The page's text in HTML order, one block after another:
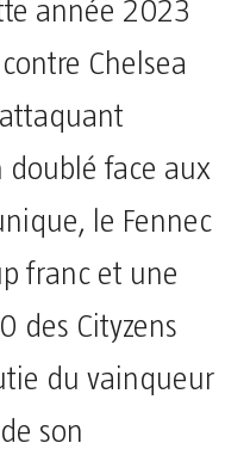
année 2023
Chelsea
doublé face aux
le Fennec
franc et une
des Cityzens
du vainqueur
son